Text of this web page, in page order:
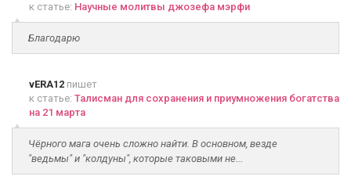
к статье: Научные молитвы джозефа мэрфи
Благодарю
vERA12 пишет
к статье: Талисман для сохранения и приумножения богатства
на 21 марта
Чёрного мага очень сложно найти. В основном, везде
"ведьмы" и "колдуны", которые таковыми не...